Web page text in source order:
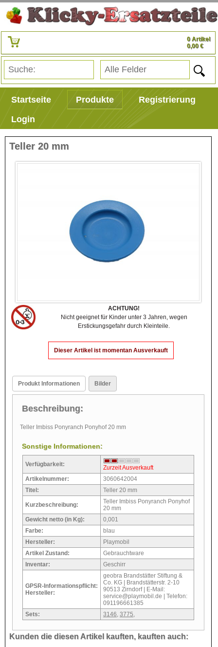
0 Artikel
0,00 €
Startseite Produkte
Registrierung
Login
Teller 20 mm
ACHTUNG!
Nicht geeignet für Kinder unter 3 Jahren, wegen
Erstickungsgefahr durch Kleinteile.
Dieser Artikel ist momentan Ausverkauft
Produkt Informationen Bilder
Beschreibung:
Teller Imbiss Ponyranch Ponyhof 20 mm
Sonstige Informationen:
Verfügbarkeit:
Zurzeit Ausverkauft
Artikelnummer:
3060642004
Titel:
Teller 20 mm
Kurzbeschreibung:
Teller Imbiss Ponyranch Ponyhof
20 mm
Gewicht netto (in Kg):
0,001
Farbe:
blau
Hersteller:
Playmobil
Artikel Zustand:
Gebrauchtware
Inventar:
Geschirr
GPSR-Informationspflicht:
Hersteller:
geobra Brandstätter Stiftung &
Co. KG | Brandstätterstr. 2-10
90513 Zirndorf | E-Mail:
service@playmobil.de | Telefon:
091196661385
Sets:
3146 3775
Kunden die diesen Artikel kauften, kauften auch: